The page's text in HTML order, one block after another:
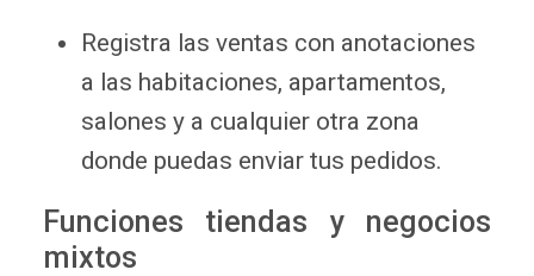
Registra las ventas con anotaciones
a las habitaciones, apartamentos,
salones y a cualquier otra zona
donde puedas enviar tus pedidos.
Funciones tiendas y negocios
mixtos